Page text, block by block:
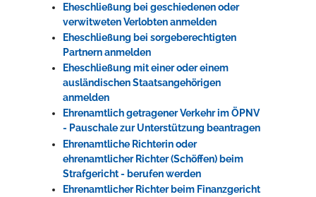
Eheschließung bei geschiedenen oder
verwitweten Verlobten anmelden
Eheschließung bei sorgeberechtigten
Partnern anmelden
Eheschließung mit einer oder einem
ausländischen Staatsangehörigen
anmelden
Ehrenamtlich getragener Verkehr im ÖPNV
- Pauschale zur Unterstützung beantragen
Ehrenamtliche Richterin oder
ehrenamtlicher Richter (Schöffen) beim
Strafgericht - berufen werden
Ehrenamtlicher Richter beim Finanzgericht